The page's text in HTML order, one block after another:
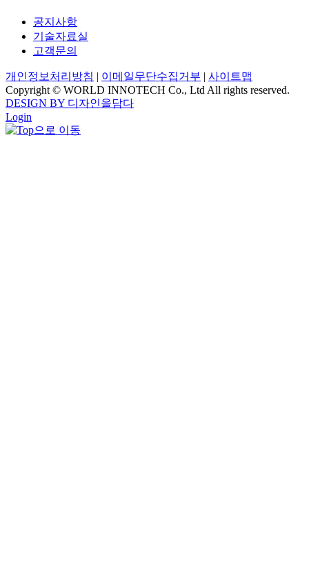
공지사항
기술자료실
고객문의
개인정보처리방침 | 이메일무단수집거부 | 사이트맵
Copyright © WORLD INNOTECH Co., Ltd All rights reserved.
DESIGN BY 디자인을담다
Login